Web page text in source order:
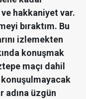
hakkaniyet var.
bıraktım. Bu
izlemekten
konuşmak
maçı dahil
konuşulmayacak
adına üzgün